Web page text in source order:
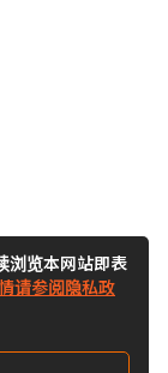
浏览本网站即表
请参阅隐私政